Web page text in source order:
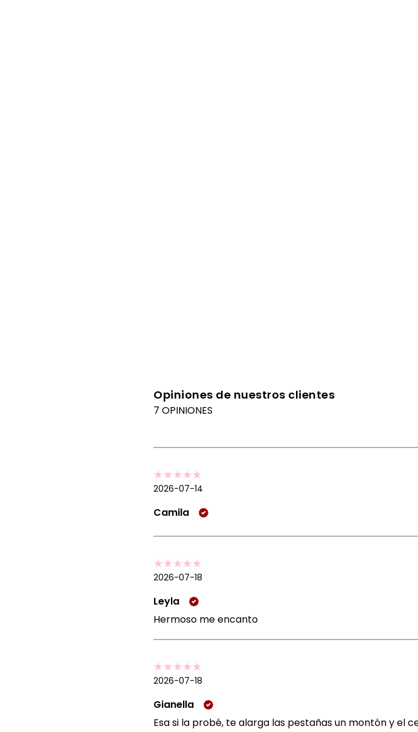
Opiniones de nuestros clientes
7 OPINIONES
2026-07-14
Camila
2026-07-18
Leyla
Hermoso me encanto
2026-07-18
Gianella
Esa si la probé, te alarga las pestañas un montón y el